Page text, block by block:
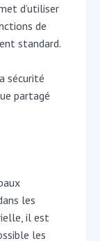
d’utiliser
de
standard.
sécurité
partagé
les
il est
les